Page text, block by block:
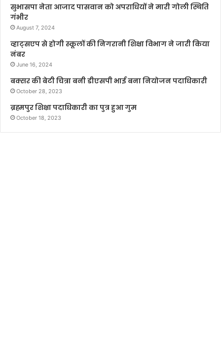
सुभासपा नेता आजाद पासवान को अपराधियों ने मारी गोली स्थिति
गंभीर
August 7, 2024
व्हाट्सएप से होगी स्कूलों की निगरानी शिक्षा विभाग ने जारी किया
नंबर
June 16, 2024
बक्सर की बेटी चित्रा बनी डीएसपी भाई बना नियोजन पदाधिकारी
October 28, 2023
ब्रह्मपुर शिक्षा पदाधिकारी का पुत्र हुआ गुम
October 18, 2023